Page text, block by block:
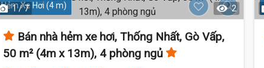
Hẻm Xe Hơi (4 m)
1 / 7 2
Bán nhà hẻm xe hơi, Thống Nhất, Gò Vấp,
50 m² (4m x 13m), 4 phòng ngủ